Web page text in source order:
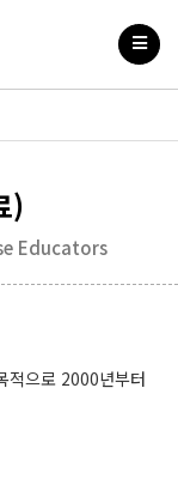
)
Educators
적으로 2000년부터